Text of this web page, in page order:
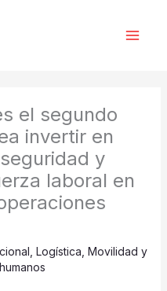
el segundo
invertir en
y
laboral en
Logística Movilidad y